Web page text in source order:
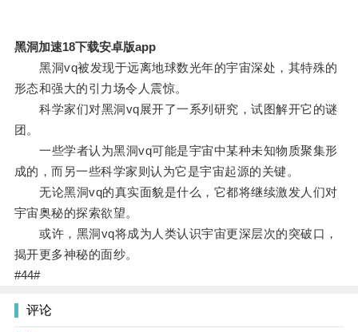
黑洞加速18下载安卓版app
黑洞vq被发现于远离地球数光年的宇宙深处，其特殊的
形态和强大的引力场令人震惊。
科学家们对黑洞vq展开了一系列研究，试图解开它的谜
团。
一些学者认为黑洞vq可能是宇宙中某种未知物质聚集形
成的，而另一些科学家则认为它是宇宙起源的关键。
无论黑洞vq的真实面貌是什么，它都将继续激发人们对
宇宙奥秘的探索欲望。
或许，黑洞vq将成为人类认识宇宙更深层次的突破口，
揭开更多神秘的面纱。
#44#
评论